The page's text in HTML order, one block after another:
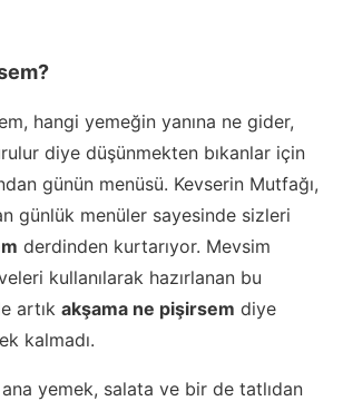
hangi yemeğin yanına ne gider,
diye düşünmekten bıkanlar için
günün menüsü. Kevserin Mutfağı,
günlük menüler sayesinde sizleri
derdinden kurtarıyor. Mevsim
kullanılarak hazırlanan bu
artık akşama ne pişirsem diye
kalmadı.
ana yemek, salata ve bir de tatlıdan